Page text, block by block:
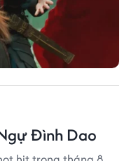
Đình Dao